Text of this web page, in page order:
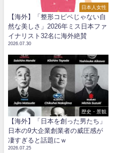
日本人女性
【海外】「整形コピペじゃない自
然な美しさ」2026年ミス日本ファ
イナリスト32名に海外絶賛
2026.07.30
歴史・景観
【海外】「日本を創った男たち」
日本の9大企業創業者の威圧感が
凄すぎると話題にｗ
2026.07.25